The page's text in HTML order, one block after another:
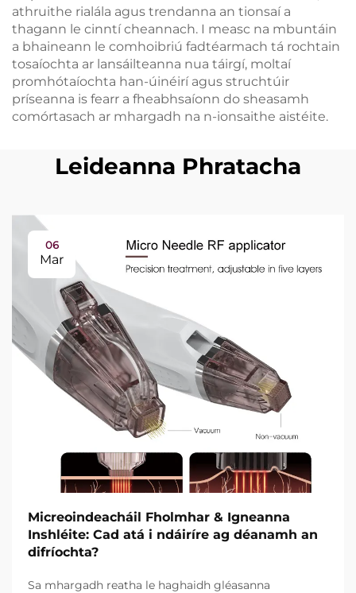
athruithe rialála agus trendanna an tionsaí a
thagann le cinntí cheannach. I measc na mbuntáin
a bhaineann le comhoibriú fadtéarmach tá rochtain
tosaíochta ar lansáilteanna nua táirgí, moltaí
promhótaíochta han-úinéirí agus struchtúir
príseanna is fearr a fheabhsaíonn do sheasamh
comórtasach ar mhargadh na n-ionsaithe aistéite.
Leideanna Phratacha
06
Mar
Micreoindeacháil Fholmhar & Igneanna
Inshléite: Cad atá i ndáiríre ag déanamh an
difríochta?
Sa mhargadh reatha le haghaidh gléasanna